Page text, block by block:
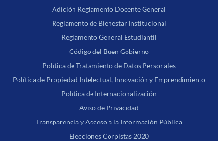
Adición Reglamento Docente General
Reglamento de Bienestar Institucional
Reglamento General Estudiantil
Código del Buen Gobierno
Política de Tratamiento de Datos Personales
Política de Propiedad Intelectual, Innovación y Emprendimiento
Política de Internacionalización
Aviso de Privacidad
Transparencia y Acceso a la Información Pública
Elecciones Corpistas 2020